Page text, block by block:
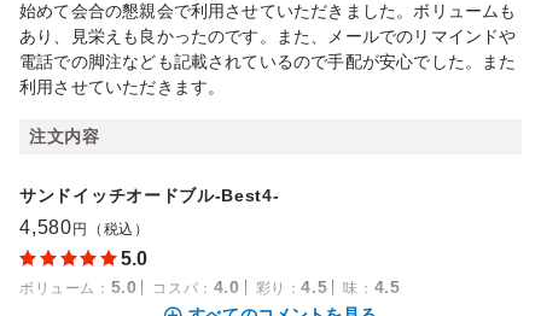
始めて会合の懇親会で利用させていただきました。ボリュームも
あり、見栄えも良かったのです。また、メールでのリマインドや
電話での脚注なども記載されているので手配が安心でした。また
利用させていただきます。
注文内容
サンドイッチオードブル-Best4-
4,580 円（税込）
5.0
ボリューム ： 5.0 コスパ ： 4.0 彩り ：4.5 味 ： 4.5